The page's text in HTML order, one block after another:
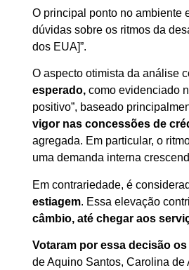
O principal ponto no ambiente
dúvidas sobre os ritmos da
dos EUA]”.
O aspecto otimista da análise
esperado, como evidenciado
positivo”, baseado
vigor nas concessões de
agregada. Em particular, o
uma demanda interna
Em contrariedade, é
estiagem. Essa elevação
câmbio, até chegar aos
Votaram por essa decisão
de Aquino Santos, Carolina